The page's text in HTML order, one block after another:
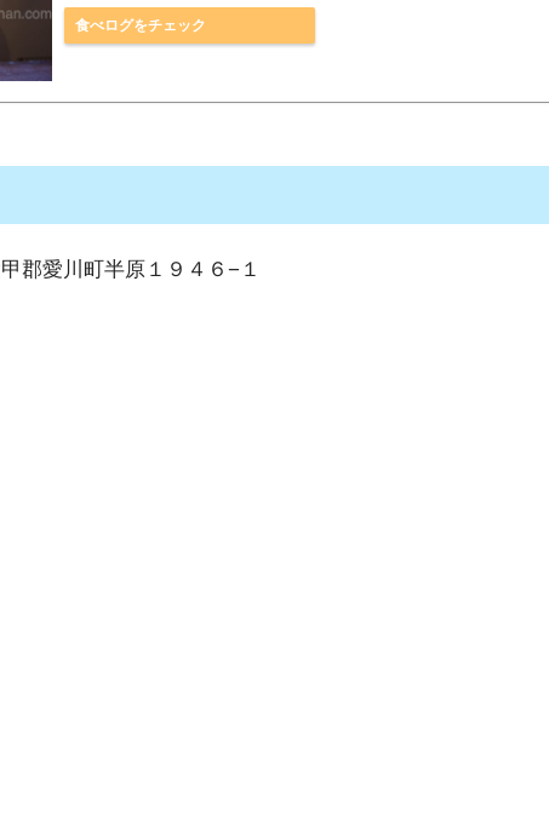
食べログをチェック
郡愛川町半原１９４６−１